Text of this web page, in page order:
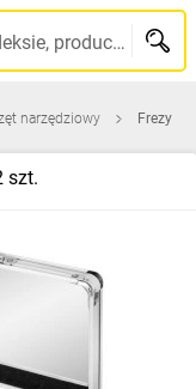
Szukaj po nazwie, indeksie, producencie, kodzie kreskowym...
narzędziowy Frezy
szt.